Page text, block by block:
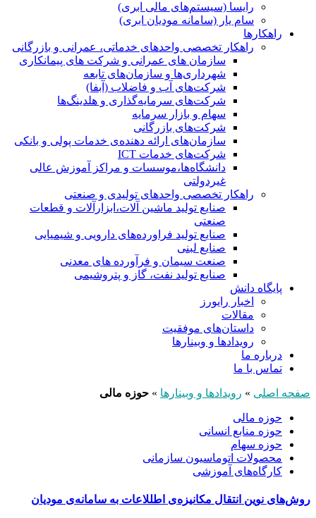
رایسا (سیستم‌های مالی ابری)
سام یار (سامانه مودیان ابری)
راهکارها
راهکار تخصصی واحدهای خدماتی، عمرانی و بازرگانی
سازمان های عمرانی و شرکت های پیمانکاری
شهرداری‌ها و سازمان‌های تابعه
شرکت‌های آب و فاضلاب (آبفا)
شرکت‌های سرمایه‌گذاری و هلدینگ‌ها
سهام و بازار سرمایه
شرکت‌های بازرگانی
سازمان‌های ارائه دهنده‌ی خدمات پولی و بانکی
شرکت‌های خدمات ICT
دانشگاه‌ها،موسسات و مراکز آموزش عالی
غیردولتی
راهکار تخصصی واحدهای تولیدی و صنعتی
صنایع توليد ماشين آلات،ابزارآلات و قطعات
صنعتی
صنایع تولید فراورده‌های دارویی و شیمیایی
صنایع لبنی
صنعت سیمان و فرآورده های معدنی
صنایع تولید نفت، گاز و پتروشيمی
پایگاه دانش
اخبار رایورز
مقالات
داستان‌های موفقیت
رویدادها و وبینارها
درباره ما
تماس با ما
صفحه اصلی » رویدادها و وبینارها » حوزه مالی
حوزه مالی
حوزه منابع انسانی
حوزه سهام
محصولات اتوماسیون سازمانی
کارگاه‌های آموزشی
روش‌های نوین انتقال مکانیزه‌ی اطللاعات به سامانه‌ی مودیان